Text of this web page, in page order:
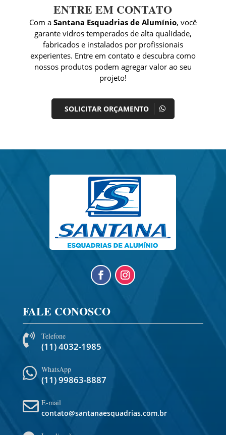
ENTRE EM CONTATO
Com a Santana Esquadrias de Alumínio, você
garante vidros temperados de alta qualidade,
fabricados e instalados por profissionais
experientes. Entre em contato e descubra como
nossos produtos podem agregar valor ao seu
projeto!
SOLICITAR ORÇAMENTO
FALE CONOSCO
 Telefone
(11) 4032-1985
 WhatsApp
(11) 99863-8887
 E-mail
contato@santanaesquadrias.com.br